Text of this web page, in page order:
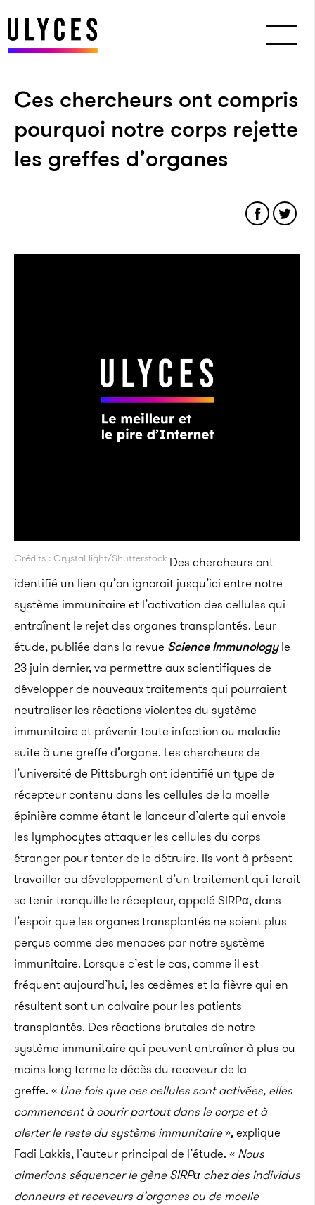
Ces chercheurs ont compris
pourquoi notre corps rejette
les greffes d’organes
Crédits : Crystal light/Shutterstock Des chercheurs ont
identifié un lien qu’on ignorait jusqu’ici entre notre
système immunitaire et l’activation des cellules qui
entraînent le rejet des organes transplantés. Leur
étude, publiée dans la revue Science Immunology le
23 juin dernier, va permettre aux scientifiques de
développer de nouveaux traitements qui pourraient
neutraliser les réactions violentes du système
immunitaire et prévenir toute infection ou maladie
suite à une greffe d’organe. Les chercheurs de
l’université de Pittsburgh ont identifié un type de
récepteur contenu dans les cellules de la moelle
épinière comme étant le lanceur d’alerte qui envoie
les lymphocytes attaquer les cellules du corps
étranger pour tenter de le détruire. Ils vont à présent
travailler au développement d’un traitement qui ferait
se tenir tranquille le récepteur, appelé SIRPα, dans
l’espoir que les organes transplantés ne soient plus
perçus comme des menaces par notre système
immunitaire. Lorsque c’est le cas, comme il est
fréquent aujourd’hui, les œdèmes et la fièvre qui en
résultent sont un calvaire pour les patients
transplantés. Des réactions brutales de notre
système immunitaire qui peuvent entraîner à plus ou
moins long terme le décès du receveur de la
greffe. « Une fois que ces cellules sont activées, elles
commencent à courir partout dans le corps et à
alerter le reste du système immunitaire», explique
Fadi Lakkis, l’auteur principal de l’étude. « Nous
aimerions séquencer le gène SIRPα chez des individus
donneurs et receveurs d’organes ou de moelle